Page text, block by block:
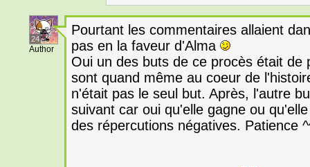
24
Author
Pourtant les commentaires allaient
pas en la faveur d'Alma
Oui un des buts de ce procès était de
sont quand même au coeur de
n'était pas le seul but. Après, l'autre
suivant car oui qu'elle gagne ou
des répercutions négatives. Patience